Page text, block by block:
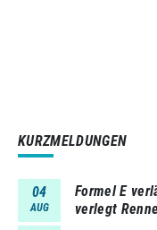
KURZMELDUNGEN
04
AUG
Formel E
verlegt